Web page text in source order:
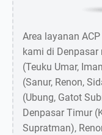
Area layanan
kami di
(Teuku Umar,
(Sanur, Renon,
(Ubung, Gatot
Denpasar Timur
Supratman),